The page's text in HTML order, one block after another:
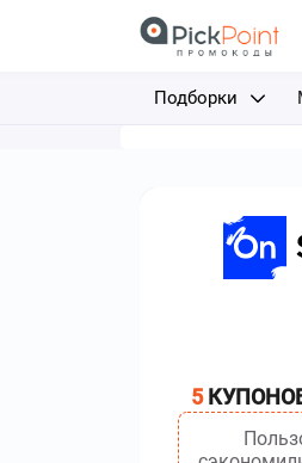
Подборки
Путешествия
Каршеринг
5